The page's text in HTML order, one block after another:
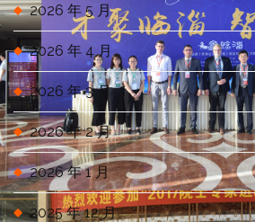
2026 年 5 月
2026 年 4 月
2026 年 3 月
2026 年 2 月
2026 年 1 月
2025 年 12 月